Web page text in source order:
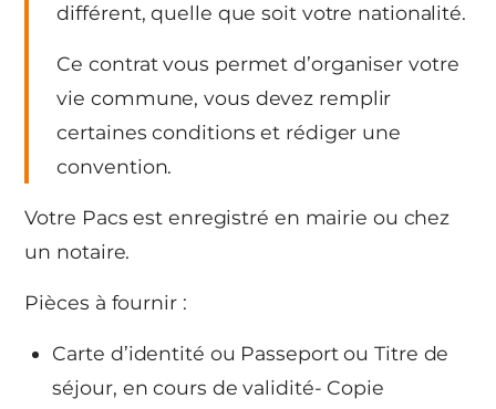
différent, quelle que soit votre nationalité.
Ce contrat vous permet d’organiser votre
vie commune, vous devez remplir
certaines conditions et rédiger une
convention.
Votre Pacs est enregistré en mairie ou chez
un notaire.
Pièces à fournir :
Carte d’identité ou Passeport ou Titre de
séjour, en cours de validité- Copie